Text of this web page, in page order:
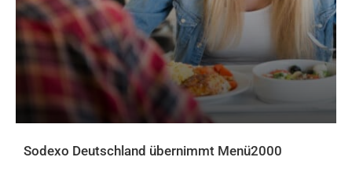
Sodexo Deutschland übernimmt Menü2000